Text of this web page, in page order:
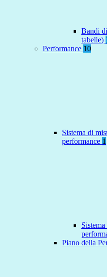
Bandi
tabelle)
Performance 10
Sistema di
performance 1
Piano della